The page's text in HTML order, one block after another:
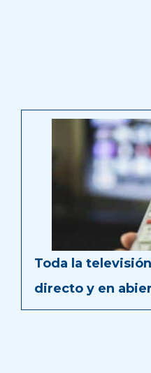
Toda la
directo y en